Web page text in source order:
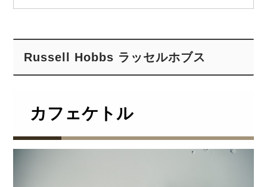
Russell Hobbs ラッセルホブス
カフェケトル